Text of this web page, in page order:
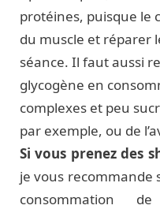
protéines, puisque le
du muscle et réparer
séance. Il faut aussi
glycogène en
complexes et peu
par exemple, ou de
Si vous prenez des
je vous recommande
consommation